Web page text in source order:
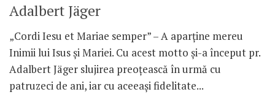
Adalbert Jäger
„Cordi Iesu et Mariae semper” – A aparține mereu
Inimii lui Isus și Mariei. Cu acest motto și-a început pr.
Adalbert Jäger slujirea preoțească în urmă cu
patruzeci de ani, iar cu aceeași fidelitate...